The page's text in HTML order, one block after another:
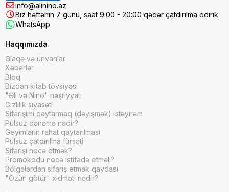
info@alinino.az
Biz həftənin 7 günü, saat 9:00 - 20:00 qədər çatdırılma edirik.
WhatsApp
Haqqımızda
Əlaqə və ünvanlar
Xəbərlər
Bloq
Bizdən kitab tövsiyəsi
"Əli və Nino" nəşriyyatı
Gizlilik siyasəti
Sifarişimi qaytarmaq (dəyişmək) istəyirəm
Pulsuz dənəmə nədir?
Geyimlərin rahat qaytarılması
Pulsuz çatdırılma fürsəti
Sifarişi necə etmək?
Promokodu necə istifadə etməli?
Bölgələrdən sifariş etmək qaydası
"Özün götür" xidməti nədir?